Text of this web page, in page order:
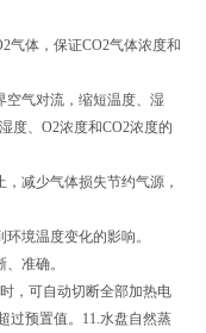
气体，保证CO2气体浓度和
空气对流，缩短温度、湿
度、O2浓度和CO2浓度的
减少气体损失节约气源，
境温度变化的影响。
准确。
，可自动切断全部加热电
过预置值。11.水盘自然蒸